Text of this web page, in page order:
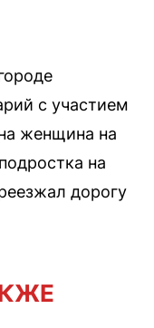
с участием
женщина на
на
дорогу